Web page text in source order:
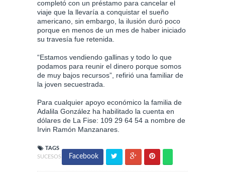
completó con un préstamo para cancelar el
viaje que la llevaría a conquistar el sueño
americano, sin embargo, la ilusión duró poco
porque en menos de un mes de haber iniciado
su travesía fue retenida.
“Estamos vendiendo gallinas y todo lo que
podamos para reunir el dinero porque somos
de muy bajos recursos”, refirió una familiar de
la joven secuestrada.
Para cualquier apoyo económico la familia de
Adalila González ha habilitado la cuenta en
dólares de La Fise: 109 29 64 54 a nombre de
Irvin Ramón Manzanares.
TAGS
SUCESOS
Facebook